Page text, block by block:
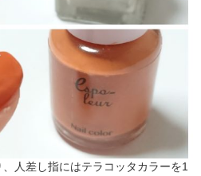
人差し指にはテラコッタカラーを1